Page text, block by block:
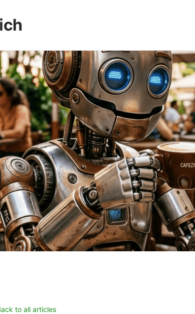
to all articles